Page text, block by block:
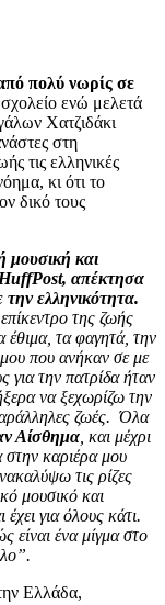
πολύ νωρίς σε
ενώ μελετά
Χατζιδάκι
στη
τις ελληνικές
κι ότι το
δικό τους
μουσική και
απέκτησα
ελληνικότητα.
της ζωής
έθιμα, τα φαγητά, την
που ανήκαν σε με
για την πατρίδα ήταν
να ξεχωρίζω την
ζωές. Όλα
Αίσθημα , και μέχρι
καριέρα μου
τις ρίζες
μουσικό και
για όλους κάτι.
είναι ένα μίγμα στο
Ελλάδα,